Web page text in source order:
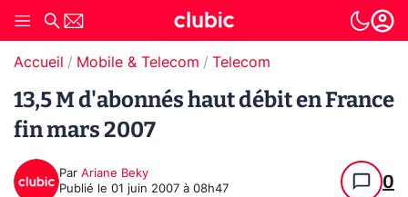
Accueil Mobile & Telecom Telecom
13,5 M d'abonnés haut débit en France
fin mars 2007
Par Ariane Beky
Publié le 01 juin 2007 à 08h47 0